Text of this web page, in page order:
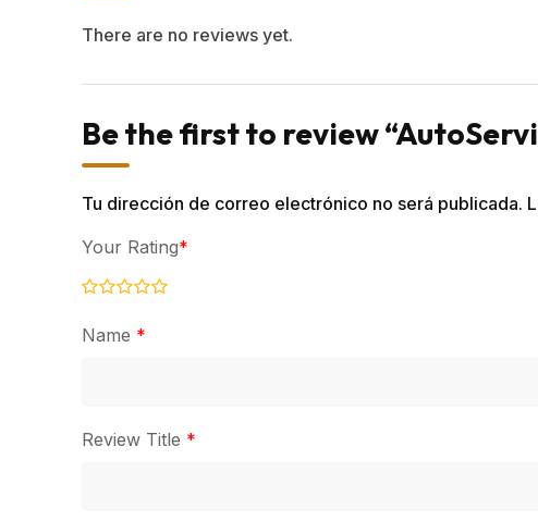
There are no reviews yet.
Be the first to review
Tu dirección de correo electrónico no será publicada.
Review Title *
Your Rating*
Name *